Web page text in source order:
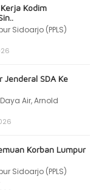
Kodim
Sidoarjo (PPLS)
Jenderal SDA Ke
Air, Arnold
Korban Lumpur
Sidoarjo (PPLS)